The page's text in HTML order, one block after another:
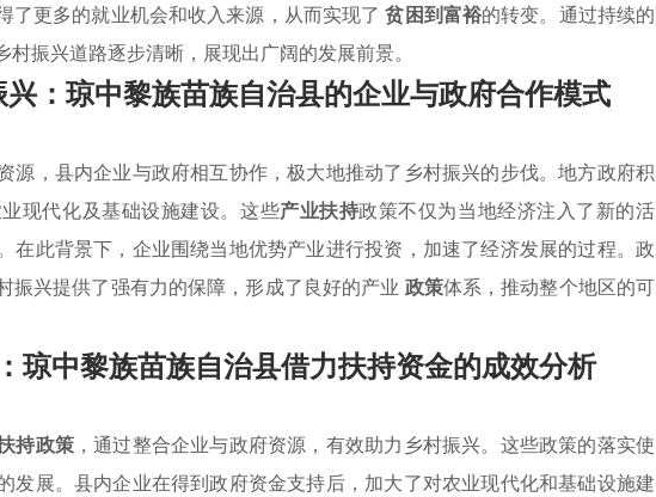
了更多的就业机会和收入来源，从而实现了贫困到富裕的转变。通过持续的
振兴道路逐步清晰，展现出广阔的发展前景。
：琼中黎族苗族自治县的企业与政府合作模式
源，县内企业与政府相互协作，极大地推动了乡村振兴的步伐。地方政府积
业现代化及基础设施建设。这些产业扶持政策不仅为当地经济注入了新的活
在此背景下，企业围绕当地优势产业进行投资，加速了经济发展的过程。政
振兴提供了强有力的保障，形成了良好的产业 政策体系，推动整个地区的可
琼中黎族苗族自治县借力扶持资金的成效分析
持政策，通过整合企业与政府资源，有效助力乡村振兴。这些政策的落实使
发展。县内企业在得到政府资金支持后，加大了对农业现代化和基础设施建